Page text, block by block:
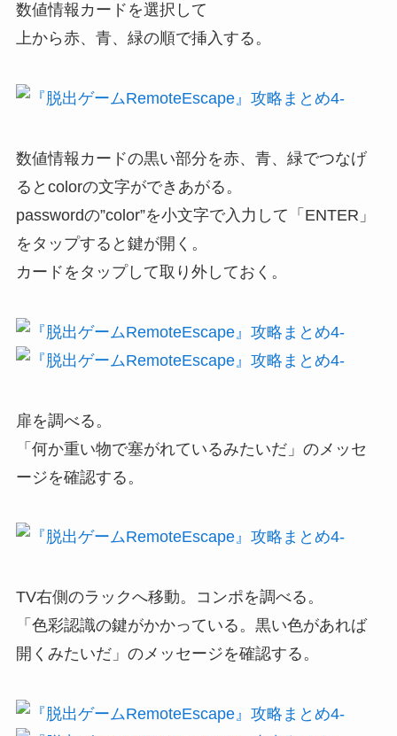
数値情報カードを選択して
上から赤、青、緑の順で挿入する。
数値情報カードの黒い部分を赤、青、緑でつなげ
るとcolorの文字ができあがる。
passwordの”color”を小文字で入力して「ENTER」
をタップすると鍵が開く。
カードをタップして取り外しておく。
扉を調べる。
「何か重い物で塞がれているみたいだ」のメッセ
ージを確認する。
TV右側のラックへ移動。コンポを調べる。
「色彩認識の鍵がかかっている。黒い色があれば
開くみたいだ」のメッセージを確認する。